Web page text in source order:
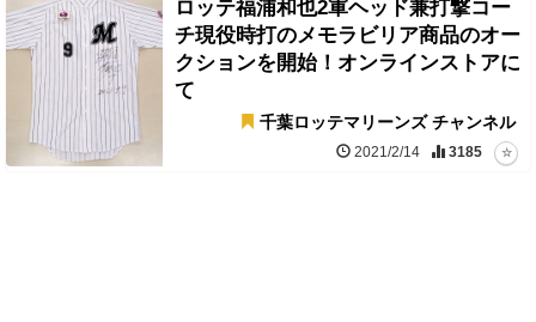
ロッテ福浦和也2軍ヘッド兼打撃コー
チ現役時打のメモラビリア商品のオー
クションを開始！オンラインストアに
て
千葉ロッテマリーンズ チャンネル
2021/2/14 3185